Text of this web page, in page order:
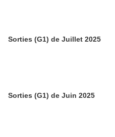
Sorties (G1) de Juillet 2025
Sorties (G1) de Juin 2025